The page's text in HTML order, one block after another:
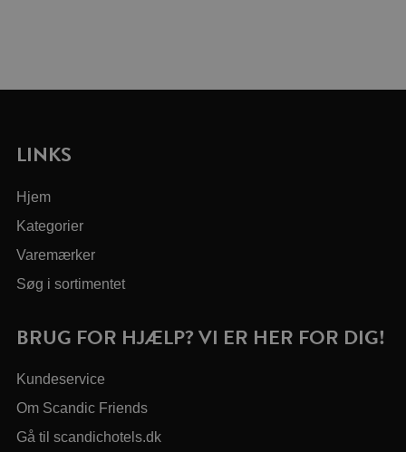
LINKS
Hjem
Kategorier
Varemærker
Søg i sortimentet
BRUG FOR HJÆLP? VI ER HER FOR DIG!
Kundeservice
Om Scandic Friends
Gå til scandichotels.dk